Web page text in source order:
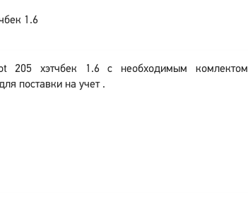
1.6
205 хэтчбек 1.6 с необходимым комлектом
поставки на учет .